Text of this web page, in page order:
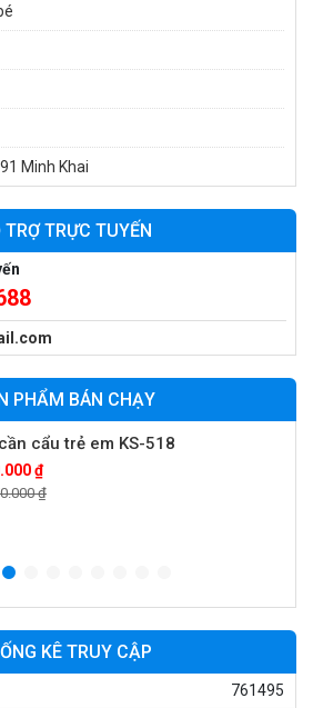
Minh Khai
TRỢ TRỰC TUYẾN
PHẨM BÁN CHẠY
bánh đạp trẻ em FE-188
bánh trẻ em 968
₫
₫
₫
cẩu trẻ em KS-518
₫
₫
máy điện trẻ em T118
trẻ em 7017
KÊ TRUY CẬP
761495